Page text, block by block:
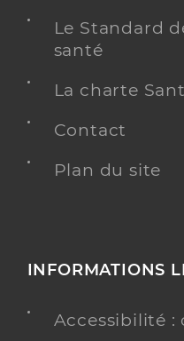
Le Standard
santé
La charte
Contact
Plan du site
INFORMATIONS
Accessibilité